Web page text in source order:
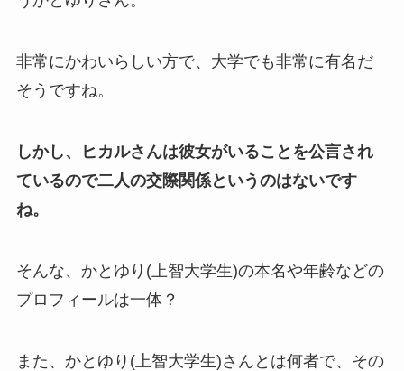
非常にかわいらしい方で、大学でも非常に有名だ
そうですね。
しかし、ヒカルさんは彼女がいることを公言され
ているので二人の交際関係というのはないです
ね。
そんな、かとゆり(上智大学生)の本名や年齢などの
プロフィールは一体？
また、かとゆり(上智大学生)さんとは何者で、その